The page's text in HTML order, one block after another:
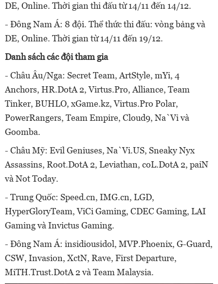
DE, Online. Thời gian thi đấu từ 14/11 đến 14/12.
- Đông Nam Á: 8 đội. Thể thức thi đấu: vòng bảng và
DE, Online. Thời gian từ 14/11 đến 19/12.
Danh sách các đội tham gia
- Châu Âu/Nga: Secret Team, ArtStyle, mYi, 4
Anchors, HR.DotA 2, Virtus.Pro, Alliance, Team
Tinker, BUHLO, xGame.kz, Virtus.Pro Polar,
PowerRangers, Team Empire, Cloud9, Na`Vi và
Goomba.
- Châu Mỹ: Evil Geniuses, Na`Vi.US, Sneaky Nyx
Assassins, Root.DotA 2, Leviathan, coL.DotA 2, paiN
và Not Today.
- Trung Quốc: Speed.cn, IMG.cn, LGD,
HyperGloryTeam, ViCi Gaming, CDEC Gaming, LAI
Gaming và Invictus Gaming.
- Đông Nam Á: insidiousidol, MVP.Phoenix, G-Guard,
CSW, Invasion, XctN, Rave, First Departure,
MiTH.Trust.DotA 2 và Team Malaysia.